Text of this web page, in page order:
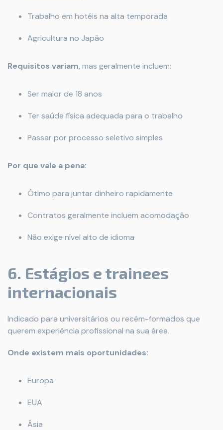
Trabalho em hotéis na alta temporada
Agricultura no Japão
Requisitos variam, mas geralmente incluem:
Ser maior de 18 anos
Ter saúde física adequada para o trabalho
Passar por processo seletivo simples
Por que vale a pena:
Ótimo para juntar dinheiro rapidamente
Contratos geralmente incluem acomodação
Não exige nível alto de idioma
6. Estágios e trainees
internacionais
Indicado para universitários ou recém-formados que
querem experiência profissional na sua área.
Onde existem mais oportunidades:
Europa
EUA
Ásia